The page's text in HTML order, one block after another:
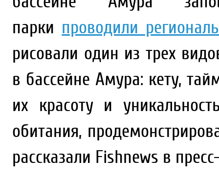
парки проводили
рисовали один из трех
в бассейне Амура: кету,
их красоту и
обитания,
рассказали Fishnews в